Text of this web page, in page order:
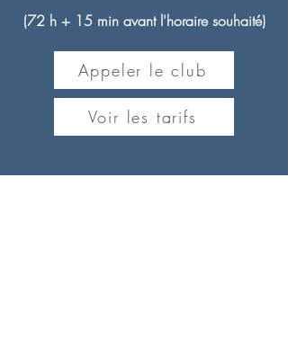
(72 h + 15 min avant l'horaire souhaité)
Appeler le club
Voir les tarifs